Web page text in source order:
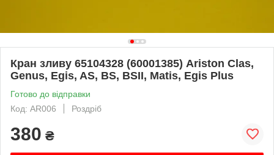
Кран зливу 65104328 (60001385) Ariston Clas,
Genus, Egis, AS, BS, BSII, Matis, Egis Plus
Готово до відправки
Код: AR006
Роздріб
380 ₴